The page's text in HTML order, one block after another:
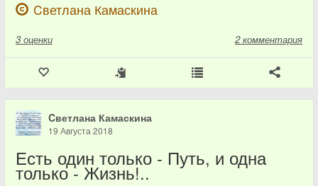
Cветлана Камаскина
3 оценки 2 комментария
Cветлана Камаскина
19 Августа 2018
Есть один только - Путь, и одна
только - Жизнь!..